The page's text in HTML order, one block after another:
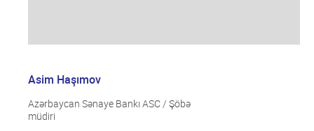
Asim Haşımov
Azərbaycan Sənaye Bankı ASC / Şöbə
müdiri